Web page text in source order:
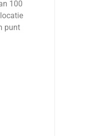
100
punt